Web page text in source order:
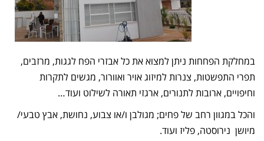
במחלקת הפחחות ניתן למצוא את כל אבזרי הפח לגגות, מרזבים,
תפרי התפשטות, צנרות למיזוג אויר ואוורור, מגשים לתקרות
וחיפויים, ארובות לתנורים, ארגזי תאורה לשילוט ועוד…
והכל במגוון רחב של פחים; מגולבן ו/או צבוע, נחושת, אבץ טבעי/
מיושן נירוסטה, פליז ועוד.